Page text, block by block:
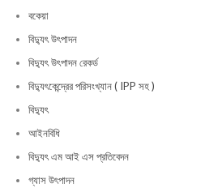
বকেয়া
বিদ্যুৎ উৎপাদন
বিদ্যুৎ উৎপাদন রেকর্ড
বিদ্যুৎকেন্দ্রের পরিসংখ্যান ( IPP সহ )
বিদ্যুৎ
আইনবিধি
বিদ্যুৎ এম আই এস প্রতিবেদন
গ্যাস উৎপাদন